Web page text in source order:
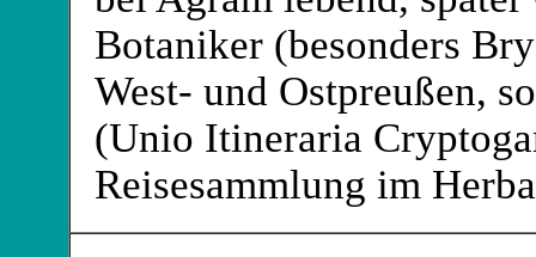
Botaniker (besonders
West- und Ostpreußen,
(Unio Itineraria
Reisesammlung im